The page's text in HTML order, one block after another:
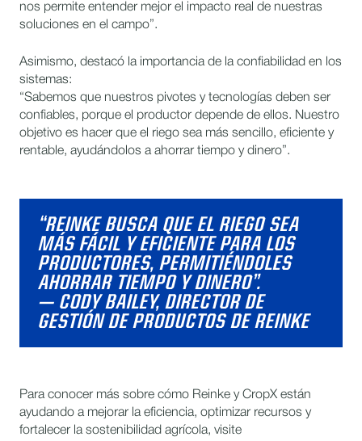
nos permite entender mejor el impacto real de nuestras
soluciones en el campo”.
Asimismo, destacó la importancia de la confiabilidad en los
sistemas:
“Sabemos que nuestros pivotes y tecnologías deben ser
confiables, porque el productor depende de ellos. Nuestro
objetivo es hacer que el riego sea más sencillo, eficiente y
rentable, ayudándolos a ahorrar tiempo y dinero”.
“REINKE BUSCA QUE EL RIEGO SEA
MÁS FÁCIL Y EFICIENTE PARA LOS
PRODUCTORES, PERMITIÉNDOLES
AHORRAR TIEMPO Y DINERO”.
— CODY BAILEY, DIRECTOR DE
GESTIÓN DE PRODUCTOS DE REINKE
Para conocer más sobre cómo Reinke y CropX están
ayudando a mejorar la eficiencia, optimizar recursos y
fortalecer la sostenibilidad agrícola, visite